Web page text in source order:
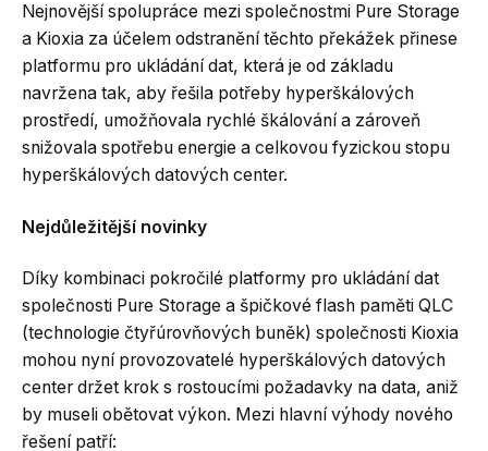
Nejnovější spolupráce mezi společnostmi Pure Storage
a Kioxia za účelem odstranění těchto překážek přinese
platformu pro ukládání dat, která je od základu
navržena tak, aby řešila potřeby hyperškálových
prostředí, umožňovala rychlé škálování a zároveň
snižovala spotřebu energie a celkovou fyzickou stopu
hyperškálových datových center.
Nejdůležitější novinky
Díky kombinaci pokročilé platformy pro ukládání dat
společnosti Pure Storage a špičkové flash paměti QLC
(technologie čtyřúrovňových buněk) společnosti Kioxia
mohou nyní provozovatelé hyperškálových datových
center držet krok s rostoucími požadavky na data, aniž
by museli obětovat výkon. Mezi hlavní výhody nového
řešení patří: